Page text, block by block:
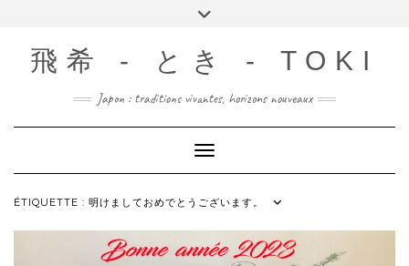
content飛希 - とき - TOKI
Japon : traditions vivantes, horizons nouveaux
Toggle Navigation
ÉTIQUETTE : 明けましておめでとうございます。